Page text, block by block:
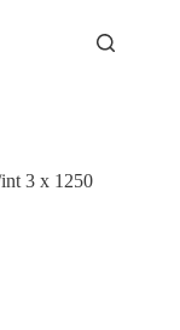
3 x 1250